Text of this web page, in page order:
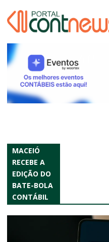
MACEIÓ
RECEBE A
EDIÇÃO DO
BATE-BOLA
CONTÁBIL